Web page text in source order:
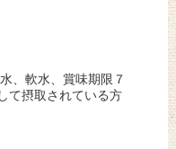
、軟水、賞味期限７
て摂取されている方